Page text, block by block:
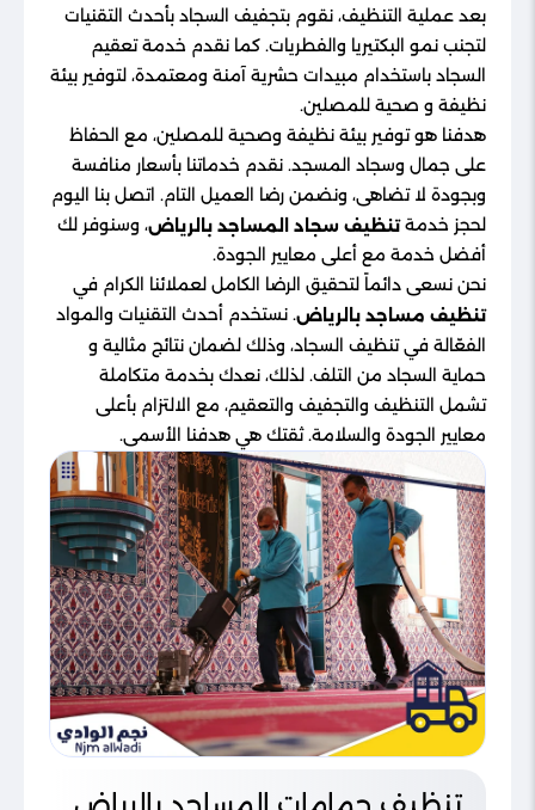
بعد عملية التنظيف، نقوم بتجفيف السجاد بأحدث التقنيات
لتجنب نمو البكتيريا والفطريات. كما نقدم خدمة تعقيم
السجاد باستخدام مبيدات حشرية آمنة ومعتمدة، لتوفير بيئة
نظيفة و صحية للمصلين.
هدفنا هو توفير بيئة نظيفة وصحية للمصلين، مع الحفاظ
على جمال وسجاد المسجد. نقدم خدماتنا بأسعار منافسة
وبجودة لا تضاهى، ونضمن رضا العميل التام. اتصل بنا اليوم
لحجز خدمةتنظيف سجاد المساجد بالرياض، وسنوفر لك
أفضل خدمة مع أعلى معايير الجودة.
نحن نسعى دائماً لتحقيق الرضا الكامل لعملائنا الكرام في
تنظيف مساجد بالرياض. نستخدم أحدث التقنيات والمواد
الفعّالة في تنظيف السجاد، وذلك لضمان نتائج مثالية و
حماية السجاد من التلف. لذلك، نعدك بخدمة متكاملة
تشمل التنظيف والتجفيف والتعقيم، مع الالتزام بأعلى
معايير الجودة والسلامة. ثقتك هي هدفنا الأسمى.